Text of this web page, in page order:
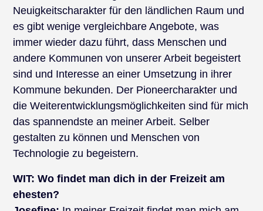
Neuigkeitscharakter für den ländlichen Raum und
es gibt wenige vergleichbare Angebote, was
immer wieder dazu führt, dass Menschen und
andere Kommunen von unserer Arbeit begeistert
sind und Interesse an einer Umsetzung in ihrer
Kommune bekunden. Der Pioneercharakter und
die Weiterentwicklungsmöglichkeiten sind für mich
das spannendste an meiner Arbeit. Selber
gestalten zu können und Menschen von
Technologie zu begeistern.
WIT: Wo findet man dich in der Freizeit am
ehesten?